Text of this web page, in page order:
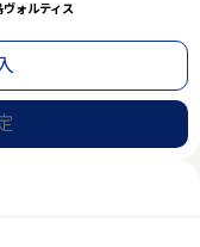
ヴォルティス